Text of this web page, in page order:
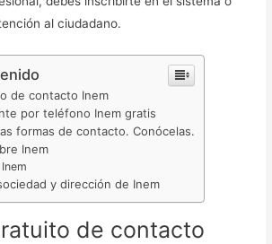
al ciudadano.
de contacto Inem
por teléfono Inem gratis
formas de contacto. Conócelas.
Inem
y dirección de Inem
de contacto